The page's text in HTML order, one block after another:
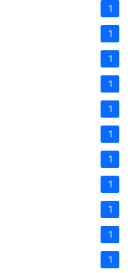
1
1
1
1
1
1
1
1
1
1
1